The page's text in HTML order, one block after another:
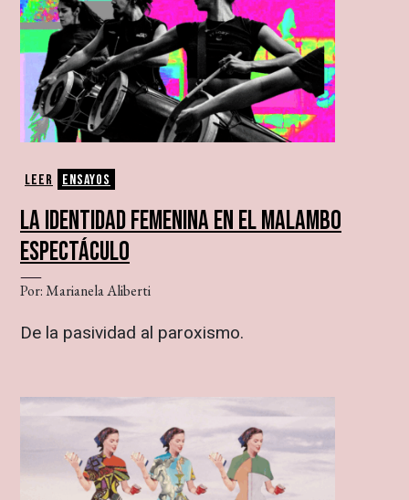
Leer Ensayos
LA IDENTIDAD FEMENINA EN EL MALAMBO
ESPECTÁCULO
Por: Marianela Aliberti
De la pasividad al paroxismo.